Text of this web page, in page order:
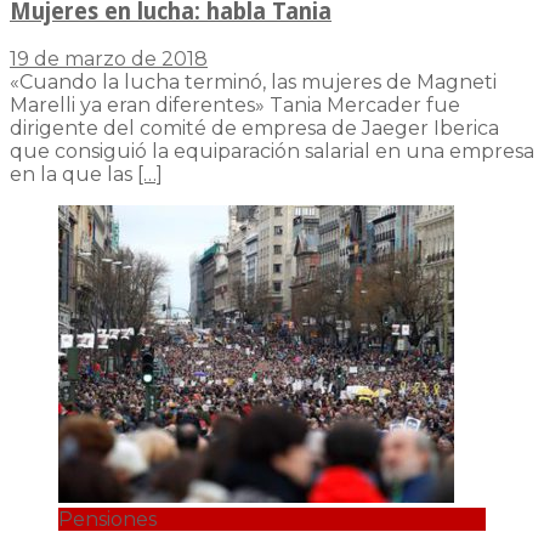
Mujeres en lucha: habla Tania
19 de marzo de 2018
«Cuando la lucha terminó, las mujeres de Magneti
Marelli ya eran diferentes» Tania Mercader fue
dirigente del comité de empresa de Jaeger Iberica
que consiguió la equiparación salarial en una empresa
en la que las […]
Pensiones